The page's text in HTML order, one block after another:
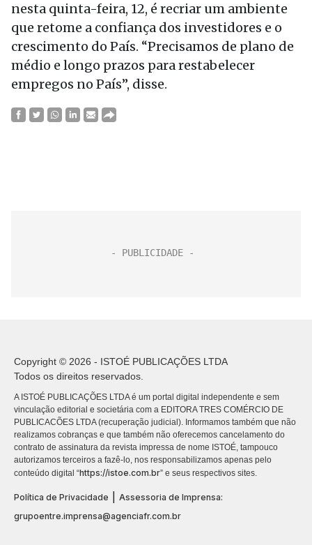
nesta quinta-feira, 12, é recriar um ambiente
que retome a confiança dos investidores e o
crescimento do País. “Precisamos de plano de
médio e longo prazos para restabelecer
empregos no País”, disse.
Copyright © 2026 - ISTOÉ PUBLICAÇÕES LTDA
Todos os direitos reservados.
A ISTOÉ PUBLICAÇÕES LTDA é um portal digital independente e sem
vinculação editorial e societária com a EDITORA TRES COMÉRCIO DE
PUBLICACÕES LTDA (recuperação judicial). Informamos também que não
realizamos cobranças e que também não oferecemos cancelamento do
contrato de assinatura da revista impressa de nome ISTOÉ, tampouco
autorizamos terceiros a fazê-lo, nos responsabilizamos apenas pelo
conteúdo digital “https://istoe.com.br” e seus respectivos sites.
Política de Privacidade
Assessoria de Imprensa:
grupoentre.imprensa@agenciafr.com.br